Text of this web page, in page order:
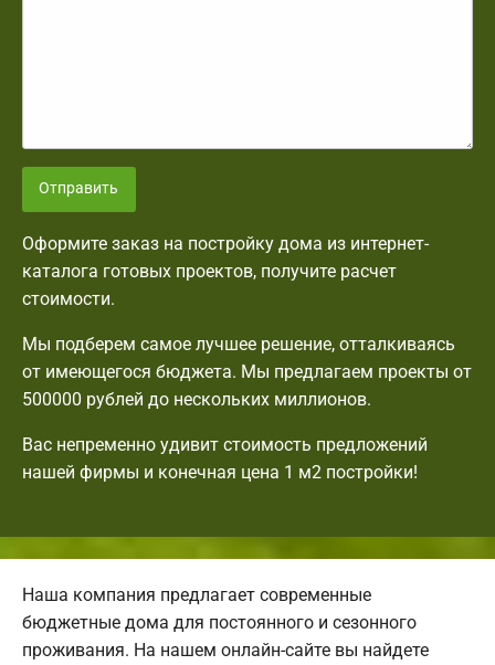
Отправить
Оформите заказ на постройку дома из интернет-
каталога готовых проектов, получите расчет
стоимости.
Мы подберем самое лучшее решение, отталкиваясь
от имеющегося бюджета. Мы предлагаем проекты от
500000 рублей до нескольких миллионов.
Вас непременно удивит стоимость предложений
нашей фирмы и конечная цена 1 м2 постройки!
Наша компания предлагает современные
бюджетные дома для постоянного и сезонного
проживания. На нашем онлайн-сайте вы найдете